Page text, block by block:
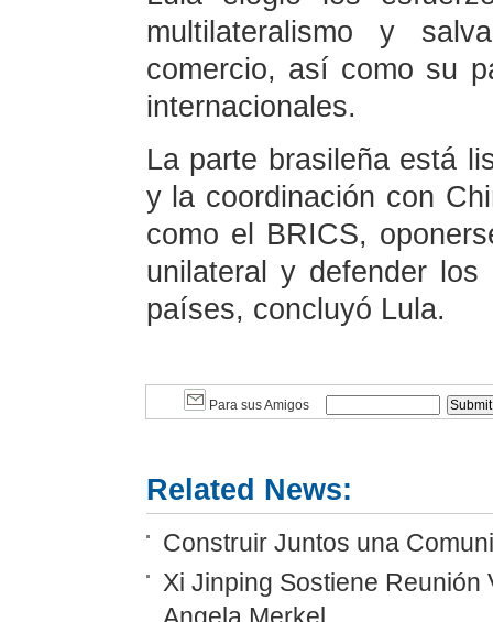
multilateralismo y
comercio, así como su
internacionales.
La parte brasileña está
y la coordinación con
como el BRICS,
unilateral y defender
países, concluyó Lula.
Para sus Amigos
Related News:
Construir Juntos una
Xi Jinping Sostiene Reunión